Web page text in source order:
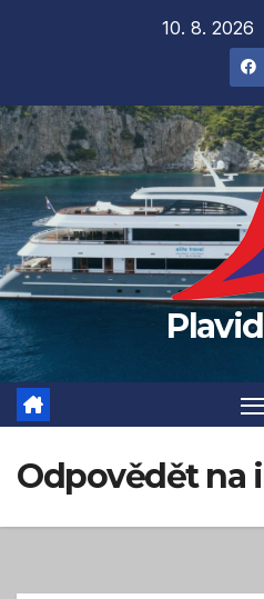
10. 8. 2026
Odpovědět na